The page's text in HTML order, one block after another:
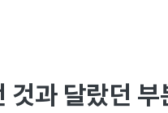
것과 달랐던